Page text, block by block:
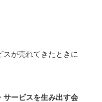
が売れてきたときに
サービスを生み出す会